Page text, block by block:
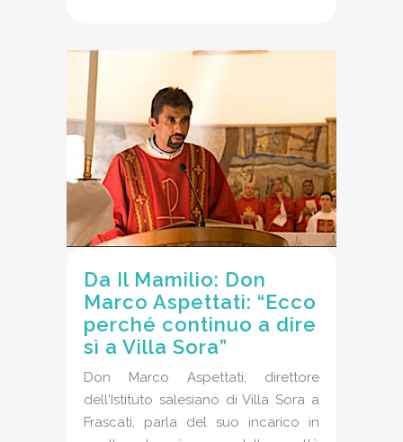
Da Il Mamilio: Don
Marco Aspettati: “Ecco
perché continuo a dire
sì a Villa Sora”
Don Marco Aspettati, direttore
dell'Istituto salesiano di Villa Sora a
Frascati, parla del suo incarico in